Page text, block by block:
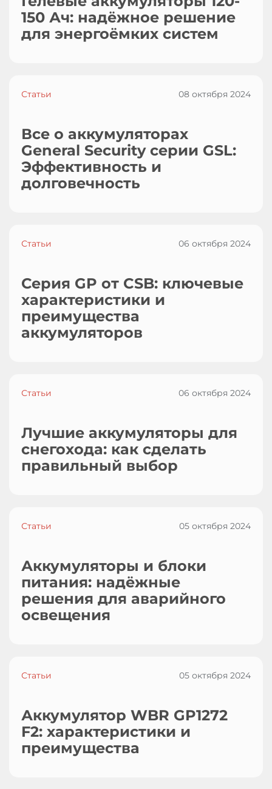
150 Ач: надёжное решение
для энергоёмких систем
Статьи 08 октября 2024
Все о аккумуляторах
General Security серии GSL:
Эффективность и
долговечность
Статьи 06 октября 2024
Серия GP от CSB: ключевые
характеристики и
преимущества
аккумуляторов
Статьи 06 октября 2024
Лучшие аккумуляторы для
снегохода: как сделать
правильный выбор
Статьи 05 октября 2024
Аккумуляторы и блоки
питания: надёжные
решения для аварийного
освещения
Статьи 05 октября 2024
Аккумулятор WBR GP1272
F2: характеристики и
преимущества